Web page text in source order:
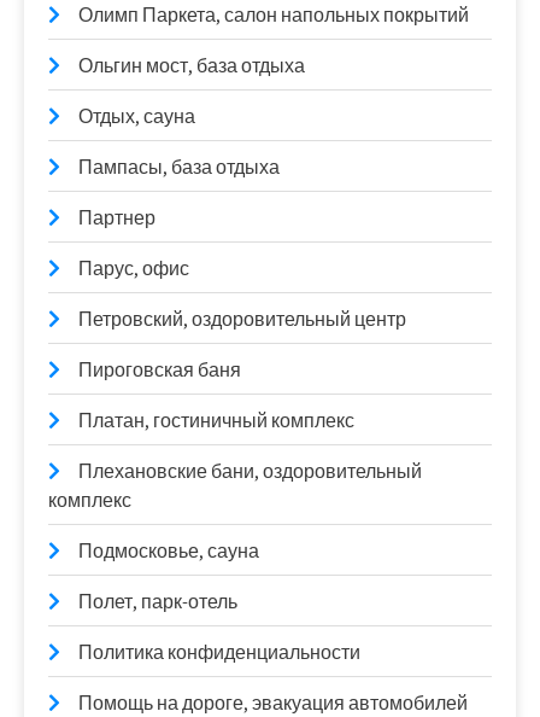
Олимп Паркета, салон напольных покрытий
Ольгин мост, база отдыха
Отдых, сауна
Пампасы, база отдыха
Партнер
Парус, офис
Петровский, оздоровительный центр
Пироговская баня
Платан, гостиничный комплекс
Плехановские бани, оздоровительный
комплекс
Подмосковье, сауна
Полет, парк-отель
Политика конфиденциальности
Помощь на дороге, эвакуация автомобилей